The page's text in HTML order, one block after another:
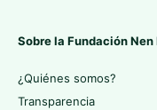
Sobre la Fundación Nen
¿Quiénes somos?
Transparencia